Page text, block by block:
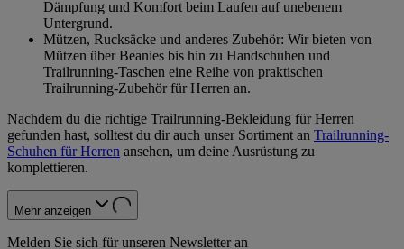
Dämpfung und Komfort beim Laufen auf unebenem
Untergrund.
Mützen, Rucksäcke und anderes Zubehör: Wir bieten von
Mützen über Beanies bis hin zu Handschuhen und
Trailrunning-Taschen eine Reihe von praktischen
Trailrunning-Zubehör für Herren an.
Nachdem du die richtige Trailrunning-Bekleidung für Herren
gefunden hast, solltest du dir auch unser Sortiment an Trailrunning-
Schuhen für Herren ansehen, um deine Ausrüstung zu
komplettieren.
Mehr anzeigen
Melden Sie sich für unseren Newsletter an